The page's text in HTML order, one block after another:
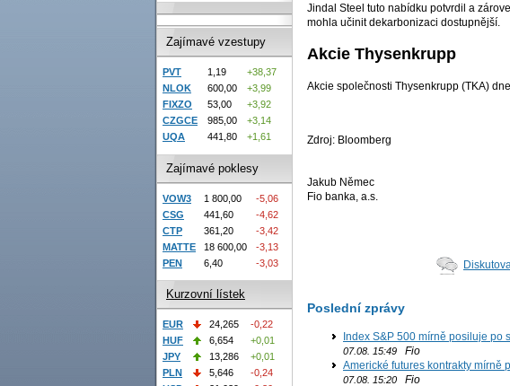
Jindal Steel tuto nabídku potvrdil a
mohla učinit dekarbonizaci dostupnější.
Akcie Thysenkrupp
Akcie společnosti Thysenkrupp (TKA)
Zdroj: Bloomberg
Jakub Němec
Fio banka, a.s.
Poslední zprávy
Index S&P 500 mírně posiluje po
07.08. 15:49 Fio
Americké futures kontrakty mírně
07.08. 15:20 Fio
Zajímavé vzestupy
PVT 1,19
+38,37
NLOK
600,00
+3,99
FIXZO
53,00
+3,92
CZGCE
985,00
+3,14
UQA
441,80 +1,61
Zajímavé poklesy
VOW3 1 800,00
-5,06
CSG
441,60
-4,62
CTP
361,20
-3,42
MATTE
18 600,00
-3,13
PEN
6,40 -3,03
Kurzovní lístek
EUR 24,265
-0,22
HUF
6,654
+0,01
JPY
13,286
+0,01
PLN
5,646
-0,24